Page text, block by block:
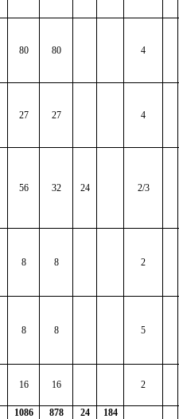
80 80 4
27 27 4
56 32 24 2/3
8 8 2
8 8 5
16 16 2
1086 878 24 184